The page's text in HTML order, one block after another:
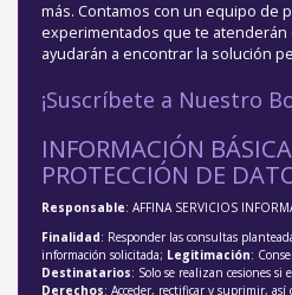
más. Contamos con un equipo de
experimentados que te atenderán
ayudarán a encontrar la solución
¡Suscríbete a Nuestro
INFORMACIÓN
PROTECCIÓN DE
Responsable: AFFINA SERVICIOS
Finalidad: Responder las consultas
información solicitada; Legitimación:
Destinatarios: Solo se realizan cesiones si
Derechos: Acceder, rectificar y suprimir, así